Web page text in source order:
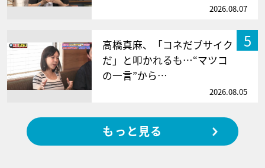
2026.08.07
5
高橋真麻、「コネだブサイク
だ」と叩かれるも…“マツコ
の一言”から…
2026.08.05
もっと見る